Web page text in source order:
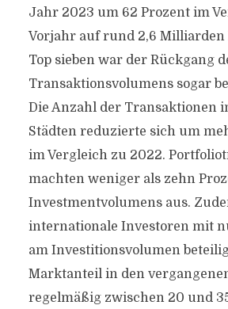
Jahr 2023 um 62 Prozent im
Vorjahr auf rund 2,6 Milliarden
Top sieben war der Rückgang
Transaktionsvolumens sogar
Die Anzahl der Transaktionen
Städten reduzierte sich um
im Vergleich zu 2022.
machten weniger als zehn
Investmentvolumens aus.
internationale Investoren mit
am Investitionsvolumen
Marktanteil in den
regelmäßig zwischen 20 und